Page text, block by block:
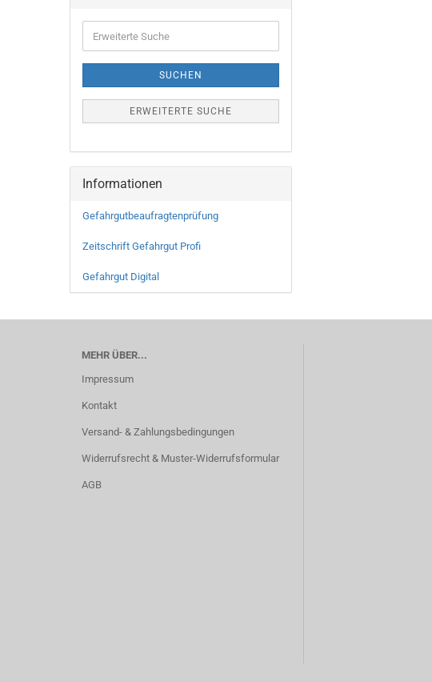
SUCHEN
ERWEITERTE SUCHE
Informationen
Gefahrgutbeaufragtenprüfung
Zeitschrift Gefahrgut Profi
Gefahrgut Digital
MEHR ÜBER...
Impressum
Kontakt
Versand- & Zahlungsbedingungen
Widerrufsrecht & Muster-Widerrufsformular
AGB